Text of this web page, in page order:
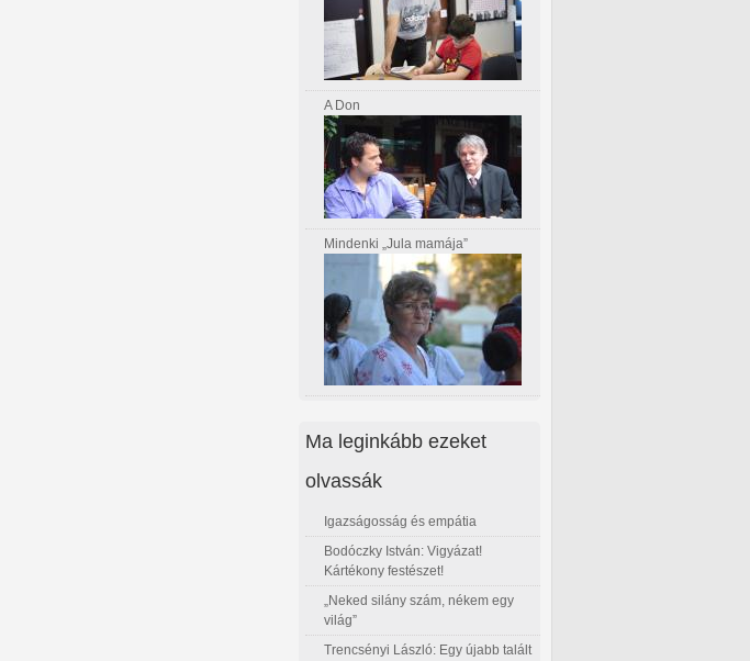
A Don
Mindenki „Jula mamája”
Ma leginkább ezeket
olvassák
Igazságosság és empátia
Bodóczky István: Vigyázat!
Kártékony festészet!
„Neked silány szám, nékem egy
világ”
Trencsényi László: Egy újabb talált